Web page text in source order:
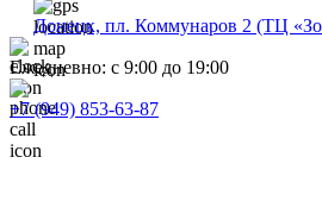
Донецк, пл. Коммунаров 2 (ТЦ
Ежедневно: с 9:00 до 19:00
+7 (949) 853-63-87